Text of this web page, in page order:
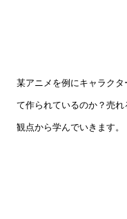
某アニメを例にキャラク
て作られているのか？売
観点から学んでいきます。